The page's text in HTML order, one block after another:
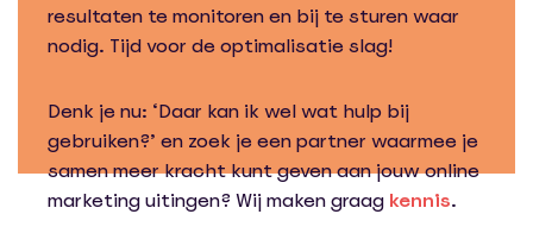
resultaten te monitoren en bij te sturen waar
nodig. Tijd voor de optimalisatie slag!
Denk je nu: ‘Daar kan ik wel wat hulp bij
gebruiken?’ en zoek je een partner waarmee je
samen meer kracht kunt geven aan jouw online
marketing uitingen? Wij maken graag kennis.